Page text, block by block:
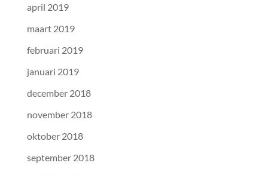
april 2019
maart 2019
februari 2019
januari 2019
december 2018
november 2018
oktober 2018
september 2018